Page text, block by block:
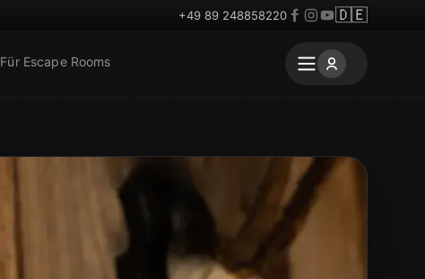
+49 89 248858220 🇩🇪
Für Escape Rooms